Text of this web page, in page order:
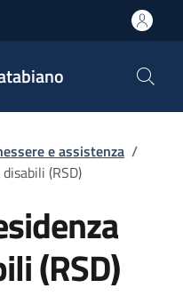
e assistenza /
(RSD)
(RSD)